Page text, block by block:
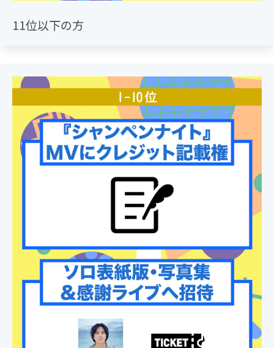
11位以下の方